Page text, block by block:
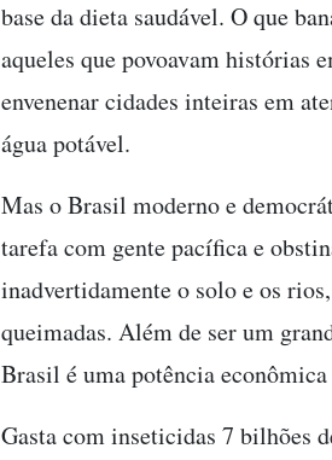
base da dieta saudável. O que
aqueles que povoavam histórias
envenenar cidades inteiras em
água potável.
Mas o Brasil moderno e
tarefa com gente pacífica e
inadvertidamente o solo e os
queimadas. Além de ser um
Brasil é uma potência
Gasta com inseticidas 7 bilhões